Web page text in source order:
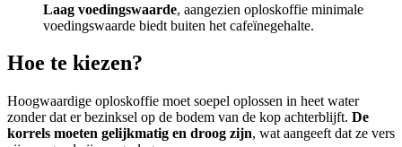
Laag voedingswaarde, aangezien oploskoffie minimale
voedingswaarde biedt buiten het cafeïnegehalte.
Hoe te kiezen?
Hoogwaardige oploskoffie moet soepel oplossen in heet water
zonder dat er bezinksel op de bodem van de kop achterblijft. De
korrels moeten gelijkmatig en droog zijn, wat aangeeft dat ze vers